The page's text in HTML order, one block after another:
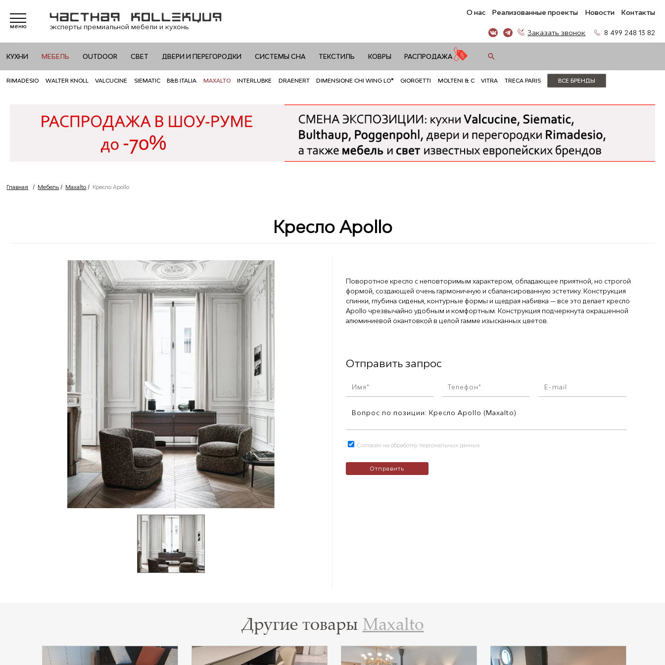
меню эксперты премиальной мебели и кухонь
О нас Реализованные проекты Новости Контакты
Заказать звонок 8 499 248 13 82
КУХНИ МЕБЕЛЬ OUTDOOR СВЕТ ДВЕРИ И ПЕРЕГОРОДКИ СИСТЕМЫ СНА ТЕКСТИЛЬ КОВРЫ РАСПРОДАЖА
RIMADESIO WALTER KNOLL VALCUCINE SIEMATIC B&B ITALIA MAXALTO INTERLUBKE DRAENERT DIMENSIONE CHI WING LO® GIORGETTI MOLTENI & C VITRA TRECA PARIS ВСЕ БРЕНДЫ
Главная / Мебель / Maxalto / Кресло Apollo
Кресло Apollo
Поворотное кресло с неповторимым характером, обладающее приятной, но строгой
формой, создающей очень гармоничную и сбалансированную эстетику. Конструкция
спинки, глубина сиденья, контурные формы и щедрая набивка — все это делает кресло
Apollo чрезвычайно удобным и комфортным. Конструкция подчеркнута окрашенной
алюминиевой окантовкой в целой гамме изысканных цветов.
Отправить запрос
Согласен на обработку персональных данных
Другие товары Maxalto